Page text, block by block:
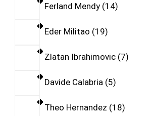
Ferland Mendy 14
Eder Militao 19
Zlatan Ibrahimovic 7
Davide Calabria 5
Theo Hernandez 18